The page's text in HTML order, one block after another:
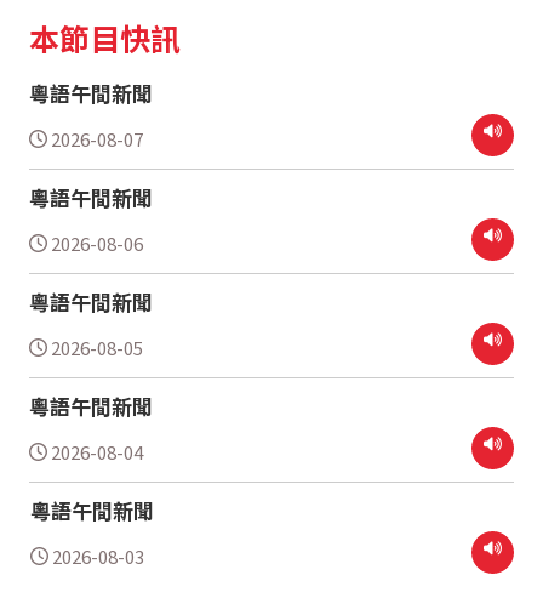
本節目快訊
粵語午間新聞
2026-08-07
粵語午間新聞
2026-08-06
粵語午間新聞
2026-08-05
粵語午間新聞
2026-08-04
粵語午間新聞
2026-08-03